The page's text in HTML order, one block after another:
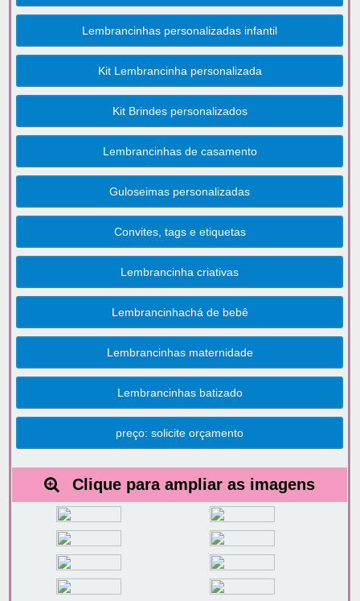
Lembrancinhas personalizadas infantil
Kit Lembrancinha personalizada
Kit Brindes personalizados
Lembrancinhas de casamento
Guloseimas personalizadas
Convites, tags e etiquetas
Lembrancinha criativas
Lembrancinhachá de bebê
Lembrancinhas maternidade
Lembrancinhas batizado
preço: solicite orçamento
Clique para ampliar as imagens